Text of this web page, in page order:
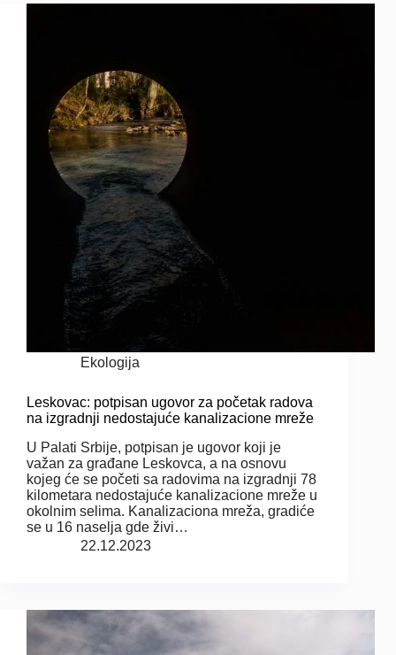
Ekologija
Leskovac: potpisan ugovor za početak radova
na izgradnji nedostajuće kanalizacione mreže
U Palati Srbije, potpisan je ugovor koji je
važan za građane Leskovca, a na osnovu
kojeg će se početi sa radovima na izgradnji 78
kilometara nedostajuće kanalizacione mreže u
okolnim selima. Kanalizaciona mreža, gradiće
se u 16 naselja gde živi…
22.12.2023